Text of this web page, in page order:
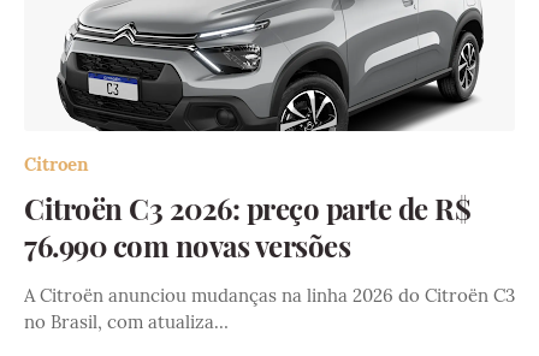
Citroen
Citroën C3 2026: preço parte de R$
76.990 com novas versões
A Citroën anunciou mudanças na linha 2026 do Citroën C3
no Brasil, com atualiza…